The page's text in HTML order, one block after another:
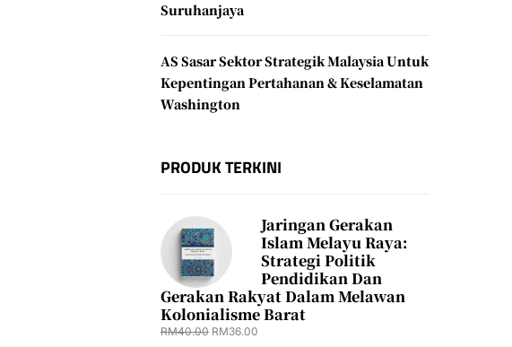
Suruhanjaya
AS Sasar Sektor Strategik Malaysia Untuk
Kepentingan Pertahanan & Keselamatan
Washington
PRODUK TERKINI
Jaringan Gerakan
Islam Melayu Raya:
Strategi Politik
Pendidikan Dan
Gerakan Rakyat Dalam Melawan
Kolonialisme Barat
RM40.00 RM36.00